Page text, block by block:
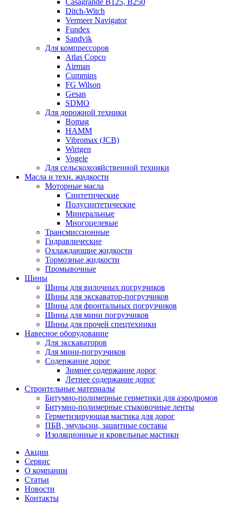
Ditch-Witch
Vermeer Navigator
Fundex
Sandvik
Для компрессоров
Atlas Copco
Airman
Cummins
FG Wilson
Gesan
SDMO
Для дорожной техники
Bomag
HAMM
Vibromax (JCB)
Wirtgen
Vogele
Для сельскохозяйственной техники
Масла и техн. жидкости
Моторные масла
Синтетические
Полусинтетические
Минеральные
Многоцелевые
Трансмиссионные
Гидравлические
Охлаждающие жидкости
Тормозные жидкости
Промывочные
Шины
Шины для вилочных погрузчиков
Шины для экскаватор-погрузчиков
Шины для фронтальных погрузчиков
Шины для мини погрузчиков
Шины для прочей спецтехники
Навесное оборудование
Для экскаваторов
Для мини-погрузчиков
Содержание дорог
Зимнее содержание дорог
Летнее содержание дорог
Строительные материалы
Битумно-полимерные герметики для аэродромов
Битумно-полимерные стыковочные ленты
Герметизирующая мастика для дорог
ПБВ, эмульсии, защитные составы
Изоляционные и кровельные мастики
Акции
Сервис
О компании
Статьи
Новости
Контакты